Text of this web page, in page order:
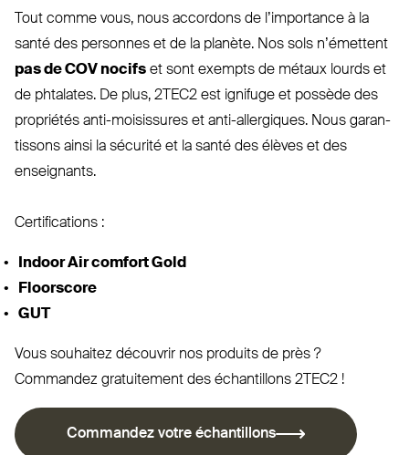
Tout comme vous, nous accordons de l’im­portance à la
santé des personnes et de la planète. Nos sols n’é­mettent
pas deCOV nocifs et sont exempts de métaux lourds et
de phtalates. De plus, 2TEC2 est ignifuge et possède des
pro­priétés anti-moi­sissures et anti-allergiques. Nous garan­
tissons ainsi la sécurité et la santé des élèves et des
enseignants.
Cer­ti­fi­cations :
Indoor Air comfort Gold
Floorscore
GUT
Vous souhaitez découvrir nos produits de près ?
Commandez gra­tuitement des échan­tillons 2TEC2 !
Commandez votre échantillons